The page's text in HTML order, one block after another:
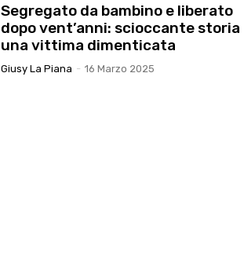
Segregato da bambino e liberato
dopo vent’anni: scioccante storia
una vittima dimenticata
Giusy La Piana - 16 Marzo 2025